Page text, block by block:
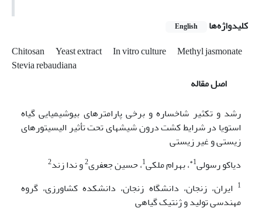
کلیدواژه‌ها
English
Chitosan Yeast extract In vitro culture
Methyl jasmonate
Stevia rebaudiana
اصل مقاله
رشد و تکثیر شاخساره و برخی پارامترهای بیوشیمیایی گیاه
استویا در شرایط کشت درون شیشه­ای تحت تأثیر الیسیتورهای
زیستی و غیر زیستی
دیاکو رسولی1* ، بهرام ملکی1، حسین جعفری2و ندا زند2
1 ایران، زنجان، دانشگاه زنجان، دانشکده کشاورزی، گروه
مهندسی تولید و ژنتیک گیاهی